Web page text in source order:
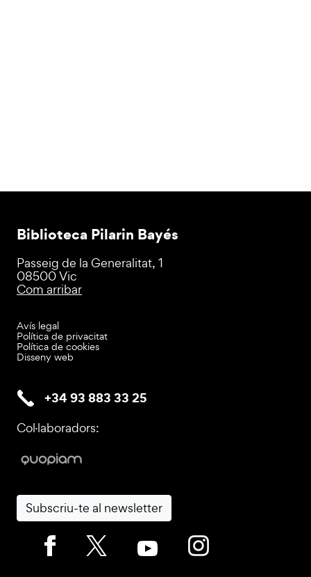
Biblioteca Pilarin Bayés
Passeig de la Generalitat, 1
08500 Vic
Com arribar
Avís legal
Política de privacitat
Política de cookies
Disseny web
+34 93 883 33 25
Col·laboradors:
Subscriu-te al newsletter